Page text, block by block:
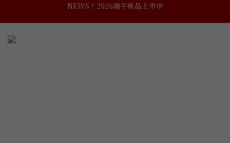
NEWS！黃埔建校102週年紀念酒